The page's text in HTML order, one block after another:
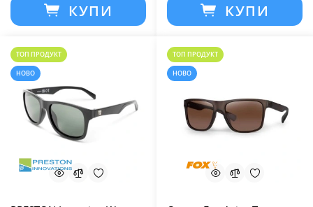
КУПИ КУПИ
ТОП ПРОДУКТ
НОВО
ТОП ПРОДУКТ
НОВО